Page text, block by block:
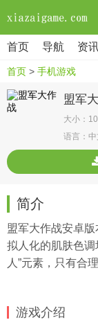
首页 导航 资
首页 > 手机游戏
盟军
大小：
语言：
简介
盟军大作战安卓
拟人化的肌肤色
人”元素，只有合
游戏介绍